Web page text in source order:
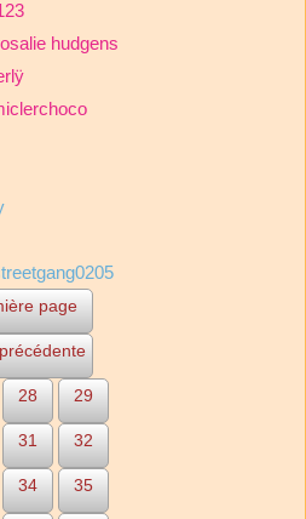
hudgens
page
28 29
31 32
34 35